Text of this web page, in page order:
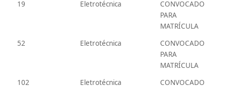
19
Eletrotécnica
CONVOCADO
PARA
MATRÍCULA
52
Eletrotécnica
CONVOCADO
PARA
MATRÍCULA
102
Eletrotécnica
CONVOCADO